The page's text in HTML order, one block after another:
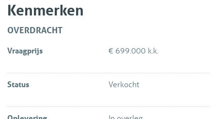
De indeling is als volgt:
Fraaie entree met trapopgang naar de 1e verdieping,
bergkast met dubbele deuren en naastgelegen toilet.
Verder beschikt de begane grond over een aparte
Kenmerken
OVERDRACHT
Vraagprijs € 699.000 k.k.
Status Verkocht